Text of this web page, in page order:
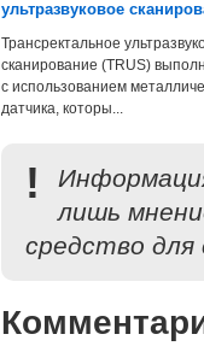
ультразвуковое
Трансректальное
сканирование (TRUS)
с использованием
датчика, которы...
!
лишь
средство для